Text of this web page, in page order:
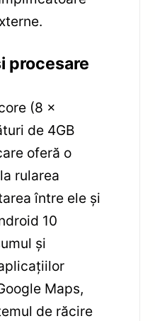
procesare
(8 x
de 4GB
oferă o
rularea
între ele și
10
și
Maps,
de răcire